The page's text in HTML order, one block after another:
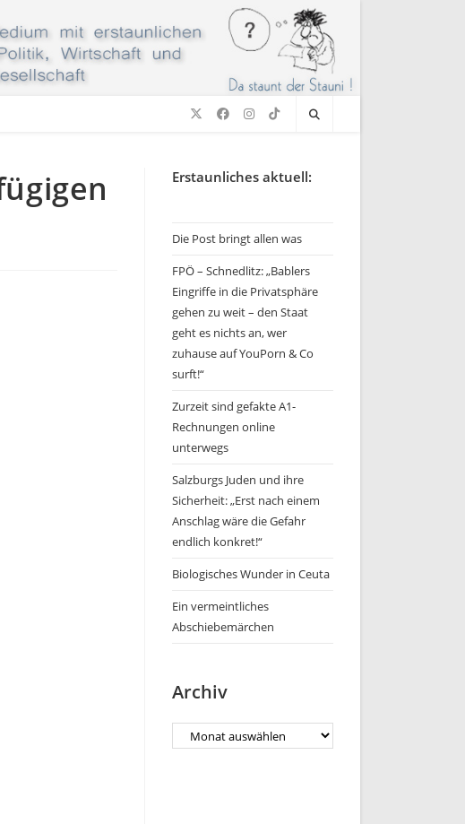
Erstaunliches aktuell:
Die Post bringt allen was
FPÖ – Schnedlitz: „Bablers
Eingriffe in die Privatsphäre
gehen zu weit – den Staat
geht es nichts an, wer
zuhause auf YouPorn & Co
surft!“
Zurzeit sind gefakte A1-
Rechnungen online
unterwegs
Salzburgs Juden und ihre
Sicherheit: „Erst nach einem
Anschlag wäre die Gefahr
endlich konkret!“
Biologisches Wunder in Ceuta
Ein vermeintliches
Abschiebemärchen
Archiv
Archiv